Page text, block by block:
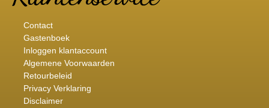
Contact
Gastenboek
Inloggen klantaccount
Algemene Voorwaarden
Retourbeleid
Privacy Verklaring
Disclaimer